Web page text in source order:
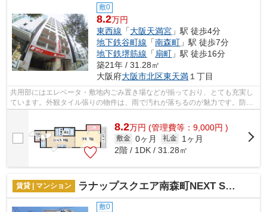
敷0
8.2万円
東西線 「大阪天満宮 」駅 徒歩4分
地下鉄谷町線 「南森町 」駅 徒歩7分
地下鉄堺筋線 「 扇町 」駅 徒歩16分
築21年 / 31.28㎡
大阪府大阪市北区東天満 １丁目
共用部にはエレベータ・敷地内ごみ置き場などが揃っており、とても充実し
ています。外観タイル張りの物件は、雨で汚れが落ちるのが魅力です。防犯
8.2万円 (管理費等：9,000円 )
敷金 0ヶ月 礼金
1ヶ月
2階 / 1DK / 31.28㎡
賃貸 | マンション ラナップスクエア南森町NEXT STAGE
敷0